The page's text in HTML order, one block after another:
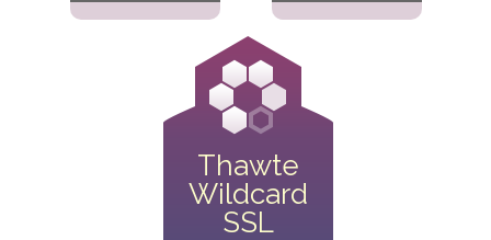
Thawte
Wildcard
SSL